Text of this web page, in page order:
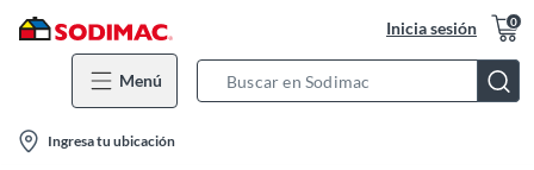
Inicia sesión 0
Menú
Bar
location-
icon
Ingresa tu ubicación